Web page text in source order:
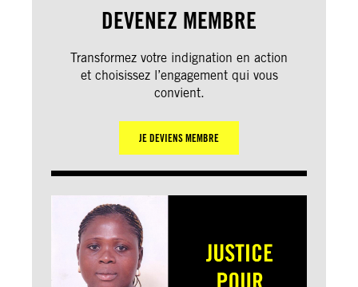
DEVENEZ MEMBRE
Transformez votre indignation en action
et choisissez l’engagement qui vous
convient.
JE DEVIENS MEMBRE